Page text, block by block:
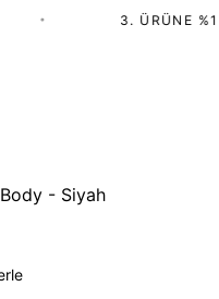
3. ÜRÜNE %15
- Siyah